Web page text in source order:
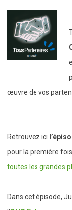
œuvre de vos
Retrouvez ici
pour la première
toutes les grandes
Dans cet épisode,